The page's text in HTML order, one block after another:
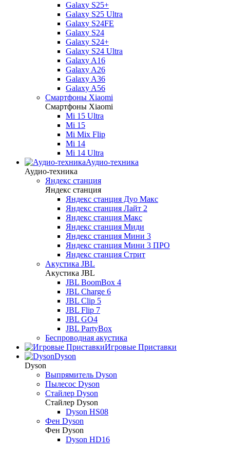
Galaxy S25+
Galaxy S25 Ultra
Galaxy S24FE
Galaxy S24
Galaxy S24+
Galaxy S24 Ultra
Galaxy A16
Galaxy A26
Galaxy A36
Galaxy A56
Смартфоны Xiaomi
Смартфоны Xiaomi
Mi 15 Ultra
Mi 15
Mi Mix Flip
Mi 14
Mi 14 Ultra
Аудио-техника
Аудио-техника
Яндекс станция
Яндекс станция
Яндекс станция Дуо Макс
Яндекс станция Лайт 2
Яндекс станция Макс
Яндекс станция Миди
Яндекс станция Мини 3
Яндекс станция Мини 3 ПРО
Яндекс станция Стрит
Акустика JBL
Акустика JBL
JBL BoomBox 4
JBL Charge 6
JBL Clip 5
JBL Flip 7
JBL GO4
JBL PartyBox
Беспроводная акустика
Игровые Приставки
Dyson
Dyson
Выпрямитель Dyson
Пылесос Dyson
Стайлер Dyson
Стайлер Dyson
Dyson HS08
Фен Dyson
Фен Dyson
Dyson HD16